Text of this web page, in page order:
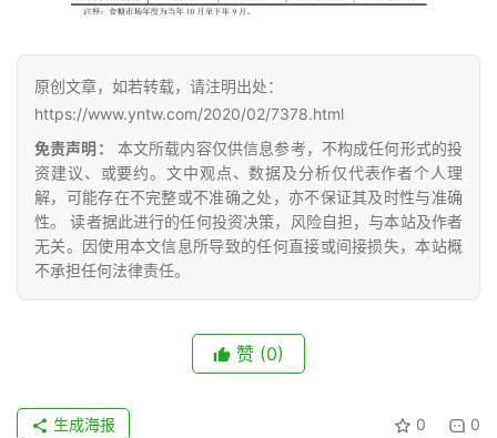
现
货
报
价
原创文章，如若转载，请注明出处：
https://www.yntw.com/2020/02/7378.html
免责声明：
本文所载内容仅供信息参考，不构成任何形式的投
资建议、或要约。文中观点、数据及分析仅代表作者个人理
解，可能存在不完整或不准确之处，亦不保证其及时性与准确
性。 读者据此进行的任何投资决策，风险自担，与本站及作者
无关。因使用本文信息所导致的任何直接或间接损失，本站概
不承担任何法律责任。
赞 (0)
0 0
生成海报